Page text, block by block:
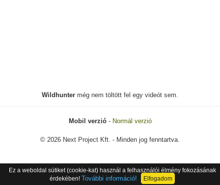
Wildhunter még nem töltött fel egy videót sem.
Mobil verzió- Normál verzió
© 2026 Next Project Kft. - Minden jog fenntartva.
Ez a weboldal sütiket (cookie-kat) használ a felhasználói élmény fokozásának
érdekében! További információ! Elfogadom